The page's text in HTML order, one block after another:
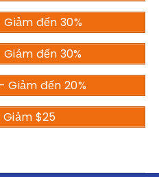
đến 30%
đến 30%
Giảm đến 20%
$25